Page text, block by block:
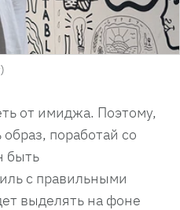
от имиджа. Поэтому,
поработай со
быть
с правильными
выделять на фоне